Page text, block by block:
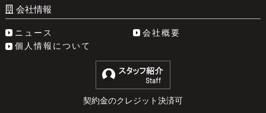
会社情報
ニュース
会社概要
個人情報について
契約金のクレジット決済可